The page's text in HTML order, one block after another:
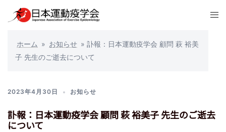
ト
ホーム » お知らせ » 訃報：日本運動疫学会 顧問 萩 裕美
子 先生のご逝去について
2023年4月30日 お知らせ
訃報：日本運動疫学会 顧問 萩 裕美子 先生のご逝去
について